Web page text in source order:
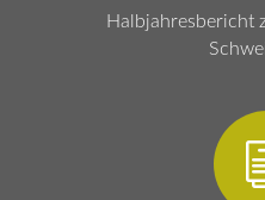
Halbjahresbericht